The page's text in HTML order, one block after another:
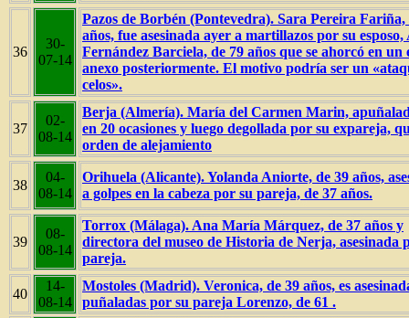
36
30-
07-14
Pazos de Borbén (Pontevedra). Sara Pereira Fariña,
años, fue asesinada ayer a martillazos por su esposo,
Fernández Barciela, de 79 años que se ahorcó en un
anexo posteriormente. El motivo podría ser un
celos».
37
02-
08-14
Berja (Almería). María del Carmen Marin,
en 20 ocasiones y luego degollada por su expareja,
orden de alejamiento
38
04-
08-14
Orihuela (Alicante). Yolanda Aniorte, de 39 años,
a golpes en la cabeza por su pareja, de 37 años.
39
08-
08-14
Torrox (Málaga). Ana María Márquez, de 37 años y
directora del museo de Historia de Nerja, asesinada
pareja.
40
14-
08-14
Mostoles (Madrid). Veronica, de 39 años, es
puñaladas por su pareja Lorenzo, de 61 .